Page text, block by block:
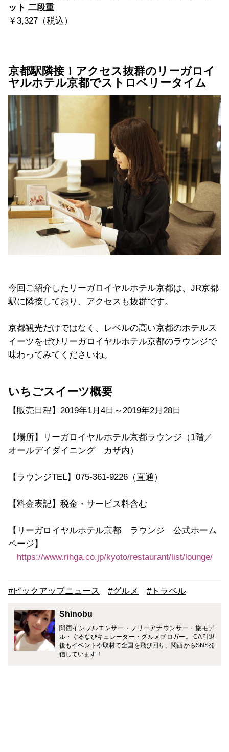
ット 二段重
￥3,327（税込）
京都駅隣接！アクセス抜群のリーガロイ
ヤルホテル京都でストロベリータイム
今回ご紹介したリーガロイヤルホテル京都は、JR京都
駅に隣接しており、アクセスも抜群です。
京都観光だけではなく、レベルの高い京都のホテルス
イーツをぜひリーガロイヤルホテル京都のラウンジで
味わってみてくださいね。
いちごスイーツ概要
【販売日程】2019年1月4日～2019年2月28日
【場所】リーガロイヤルホテル京都ラウンジ（1階／
オールデイダイニング カザ内）
【ラウンジTEL】075-361-9226（直通）
【料金表記】税金・サービス料含む
【リーガロイヤルホテル京都 ラウンジ 公式ホーム
ページ】
https://www.rihga.co.jp/kyoto/restaurant/list/lounge/
#ピックアップニュース #グルメ #トラベル
Shinobu
関西インフルエンサー・フリーアナウンサー・旅モデ
ル・ぐるなびキュレーター・グルメブロガー。 CA引退
後もイベントや取材で全国を飛び回り、関西からSNS発
信しています！